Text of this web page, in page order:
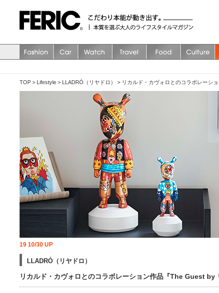
TOP > Lifestyle > LLADRÓ（リヤドロ） > リカルド・カヴォロとのコラボレーシ
19 10/30 UP
LLADRÓ（リヤドロ）
リカルド・カヴォロとのコラボレーション作品『The Guest by